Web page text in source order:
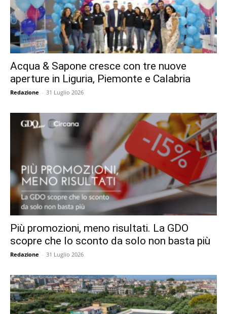
Acqua & Sapone cresce con tre nuove
aperture in Liguria, Piemonte e Calabria
Redazione - 31 Luglio 2026
Più promozioni, meno risultati. La GDO
scopre che lo sconto da solo non basta più
Redazione - 31 Luglio 2026